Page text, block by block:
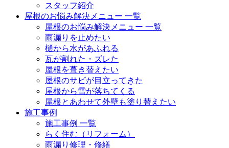
スタッフ紹介
屋根のお悩み解決メニュー 一覧
屋根のお悩み解決メニュー 一覧
雨漏りを止めたい
樋から水があふれる
瓦が割れた・ズレた
屋根を葺き替えたい
屋根のサビが目立ってきた
屋根から雪が落ちてくる
屋根とあわせて外壁も塗り替えたい
施工事例
施工事例 一覧
らく住む（リフォーム）
雨漏り修理・修繕